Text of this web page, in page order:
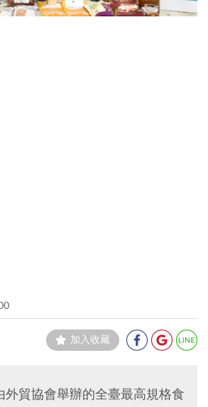
加入收藏
外貿協會舉辦的全臺最高規格食